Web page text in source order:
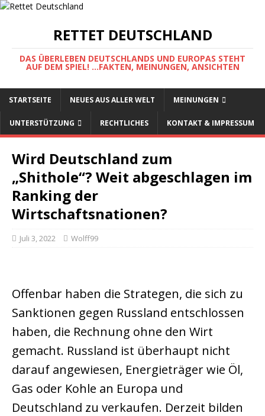
RETTET DEUTSCHLAND
DAS ÜBERLEBEN DEUTSCHLANDS UND EUROPAS STEHT
AUF DEM SPIEL! ...FAKTEN, MEINUNGEN, ANSICHTEN
STARTSEITE NEUES AUS ALLER WELT MEINUNGEN
UNTERSTÜTZUNG RECHTLICHES KONTAKT & IMPRESSUM
Wird Deutschland zum
„Shithole“? Weit abgeschlagen im
Ranking der
Wirtschaftsnationen?
Juli 3, 2022 Wolff99
Offenbar haben die Strategen, die sich zu
Sanktionen gegen Russland entschlossen
haben, die Rechnung ohne den Wirt
gemacht. Russland ist überhaupt nicht
darauf angewiesen, Energieträger wie Öl,
Gas oder Kohle an Europa und
Deutschland zu verkaufen. Derzeit bilden